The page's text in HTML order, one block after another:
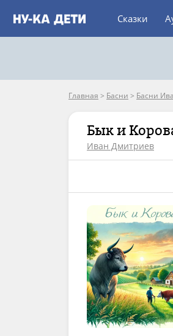
Сказки
Главная > Басни > Басни
Бык и
Иван Дмитриев